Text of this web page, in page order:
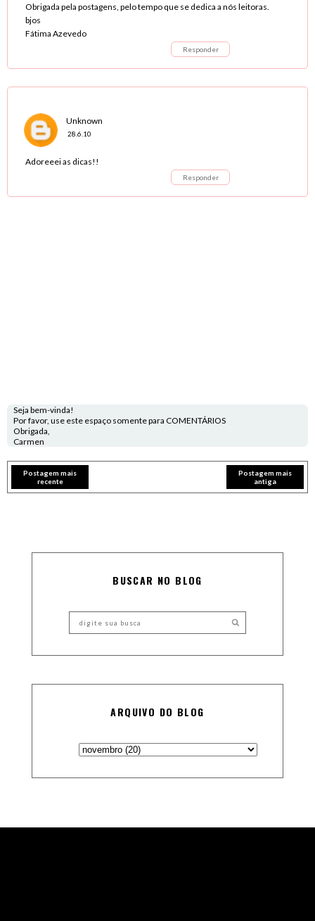
Obrigada pela postagens, pelo tempo que se dedica a nós leitoras.
bjos
Fátima Azevedo
Responder
Unknown
28.6.10
Adoreeei as dicas!!
Responder
Seja bem-vinda!
Por favor, use este espaço somente para COMENTÁRIOS
Obrigada,
Carmen
Postagem mais
recente
Postagem mais
antiga
BUSCAR NO BLOG
ARQUIVO DO BLOG